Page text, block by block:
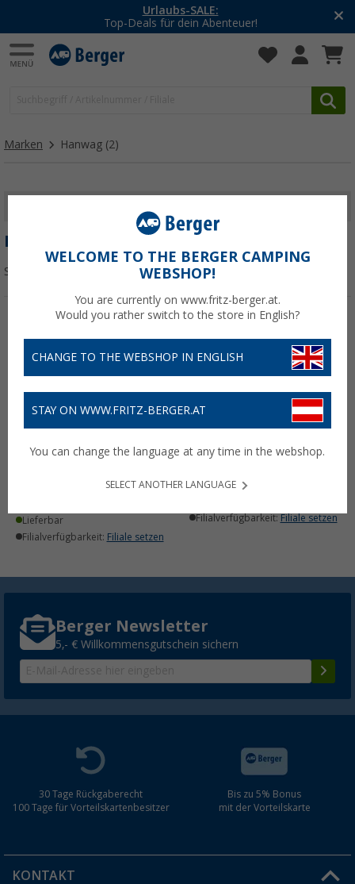
Urlaubs-SALE:
Top-Deals für dein Abenteuer!
Marken Hanwag (2)
HANWAG
Sortieren:
Wanderstiefel
Lieferbar
Filialverfügbarkeit: Filiale setzen
Hanwag Torsby SF Extra
Wanderschuhe
Filialverfügbarkeit: Filiale setzen
Berger Newsletter
5,- € Willkommensgutschein sichern
30 Tage Rückgaberecht
100 Tage für Vorteilskartenbesitzer
Bis zu 5% Bonus
mit der Vorteilskarte
KONTAKT
WELCOME TO THE BERGER CAMPING
WEBSHOP!
You are currently on www.fritz-berger.at.
Would you rather switch to the store in English?
CHANGE TO THE WEBSHOP IN ENGLISH
STAY ON WWW.FRITZ-BERGER.AT
You can change the language at any time in the webshop.
SELECT ANOTHER LANGUAGE